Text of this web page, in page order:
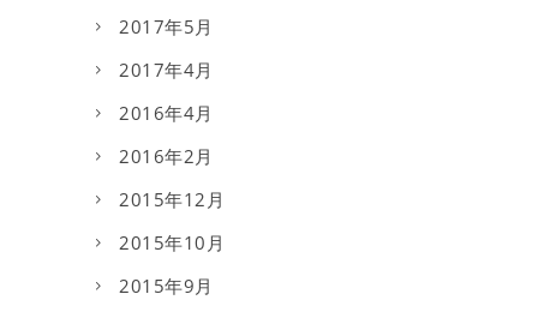
2017年5月
2017年4月
2016年4月
2016年2月
2015年12月
2015年10月
2015年9月